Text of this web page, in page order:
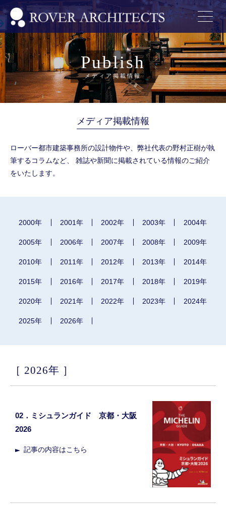
Publish
メディア掲載情報
メディア掲載情報
ローバー都市建築事務所の設計物件や、弊社代表の野村正樹が執
筆するコラムなど、
雑誌や新聞に掲載されている情報のご紹介
をいたします。
2000年 2001年 2002年 2003年 2004年
2005年 2006年 2007年 2008年 2009年
2010年 2011年 2012年 2013年 2014年
2015年 2016年 2017年 2018年 2019年
2020年 2021年 2022年 2023年 2024年
2025年 2026年
2026年
02．ミシュランガイド 京都・大阪
2026
記事の内容はこちら